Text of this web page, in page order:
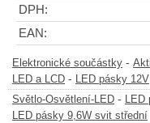
DPH:
EAN:
Elektronické součástky -
LED a LCD - LED pásky 12V
Světlo-Osvětlení-LED - LED
LED pásky 9,6W svit střední